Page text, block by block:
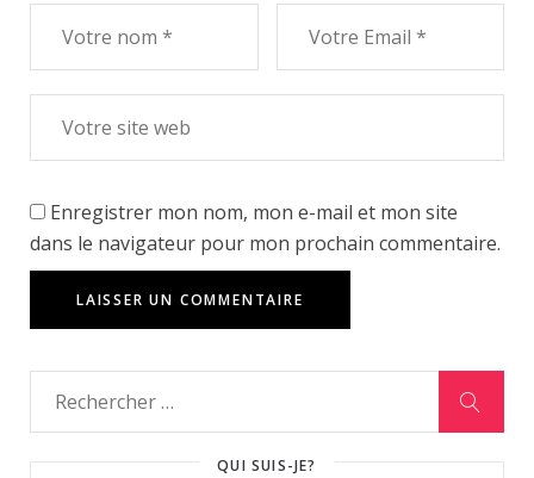
Enregistrer mon nom, mon e-mail et mon site
dans le navigateur pour mon prochain commentaire.
QUI SUIS-JE?